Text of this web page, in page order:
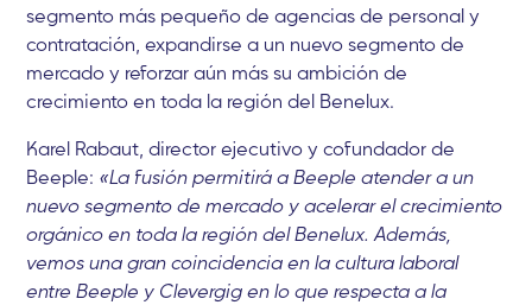
segmento más pequeño de agencias de personal y
contratación, expandirse a un nuevo segmento de
mercado y reforzar aún más su ambición de
crecimiento en toda la región del Benelux.
Karel Rabaut, director ejecutivo y cofundador de
Beeple: «La fusión permitirá a Beeple atender a un
nuevo segmento de mercado y acelerar el crecimiento
orgánico en toda la región del Benelux. Además,
vemos una gran coincidencia en la cultura laboral
entre Beeple y Clevergig en lo que respecta a la